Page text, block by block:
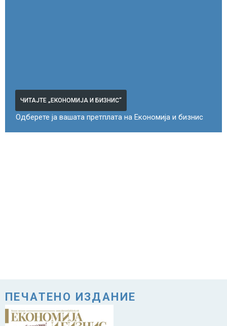
ЧИТАЈТЕ „ЕКОНОМИЈА И БИЗНИС“
Одберете ја вашата претплата на Економија и бизнис
ПЕЧАТЕНО ИЗДАНИЕ